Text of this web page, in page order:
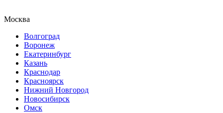
Москва
Волгоград
Воронеж
Екатеринбург
Казань
Краснодар
Красноярск
Нижний Новгород
Новосибирск
Омск